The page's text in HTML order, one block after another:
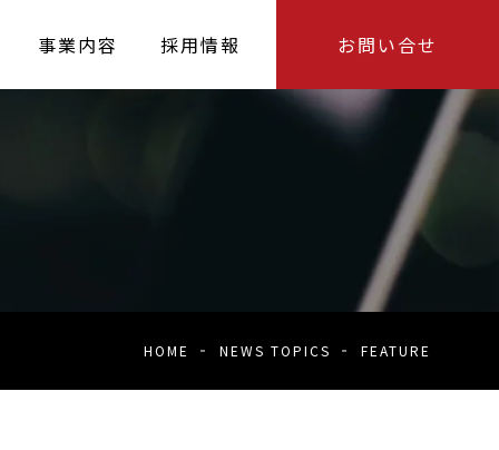
事業内容 採用情報 お問い合せ
HOME NEWS TOPICS FEATURE